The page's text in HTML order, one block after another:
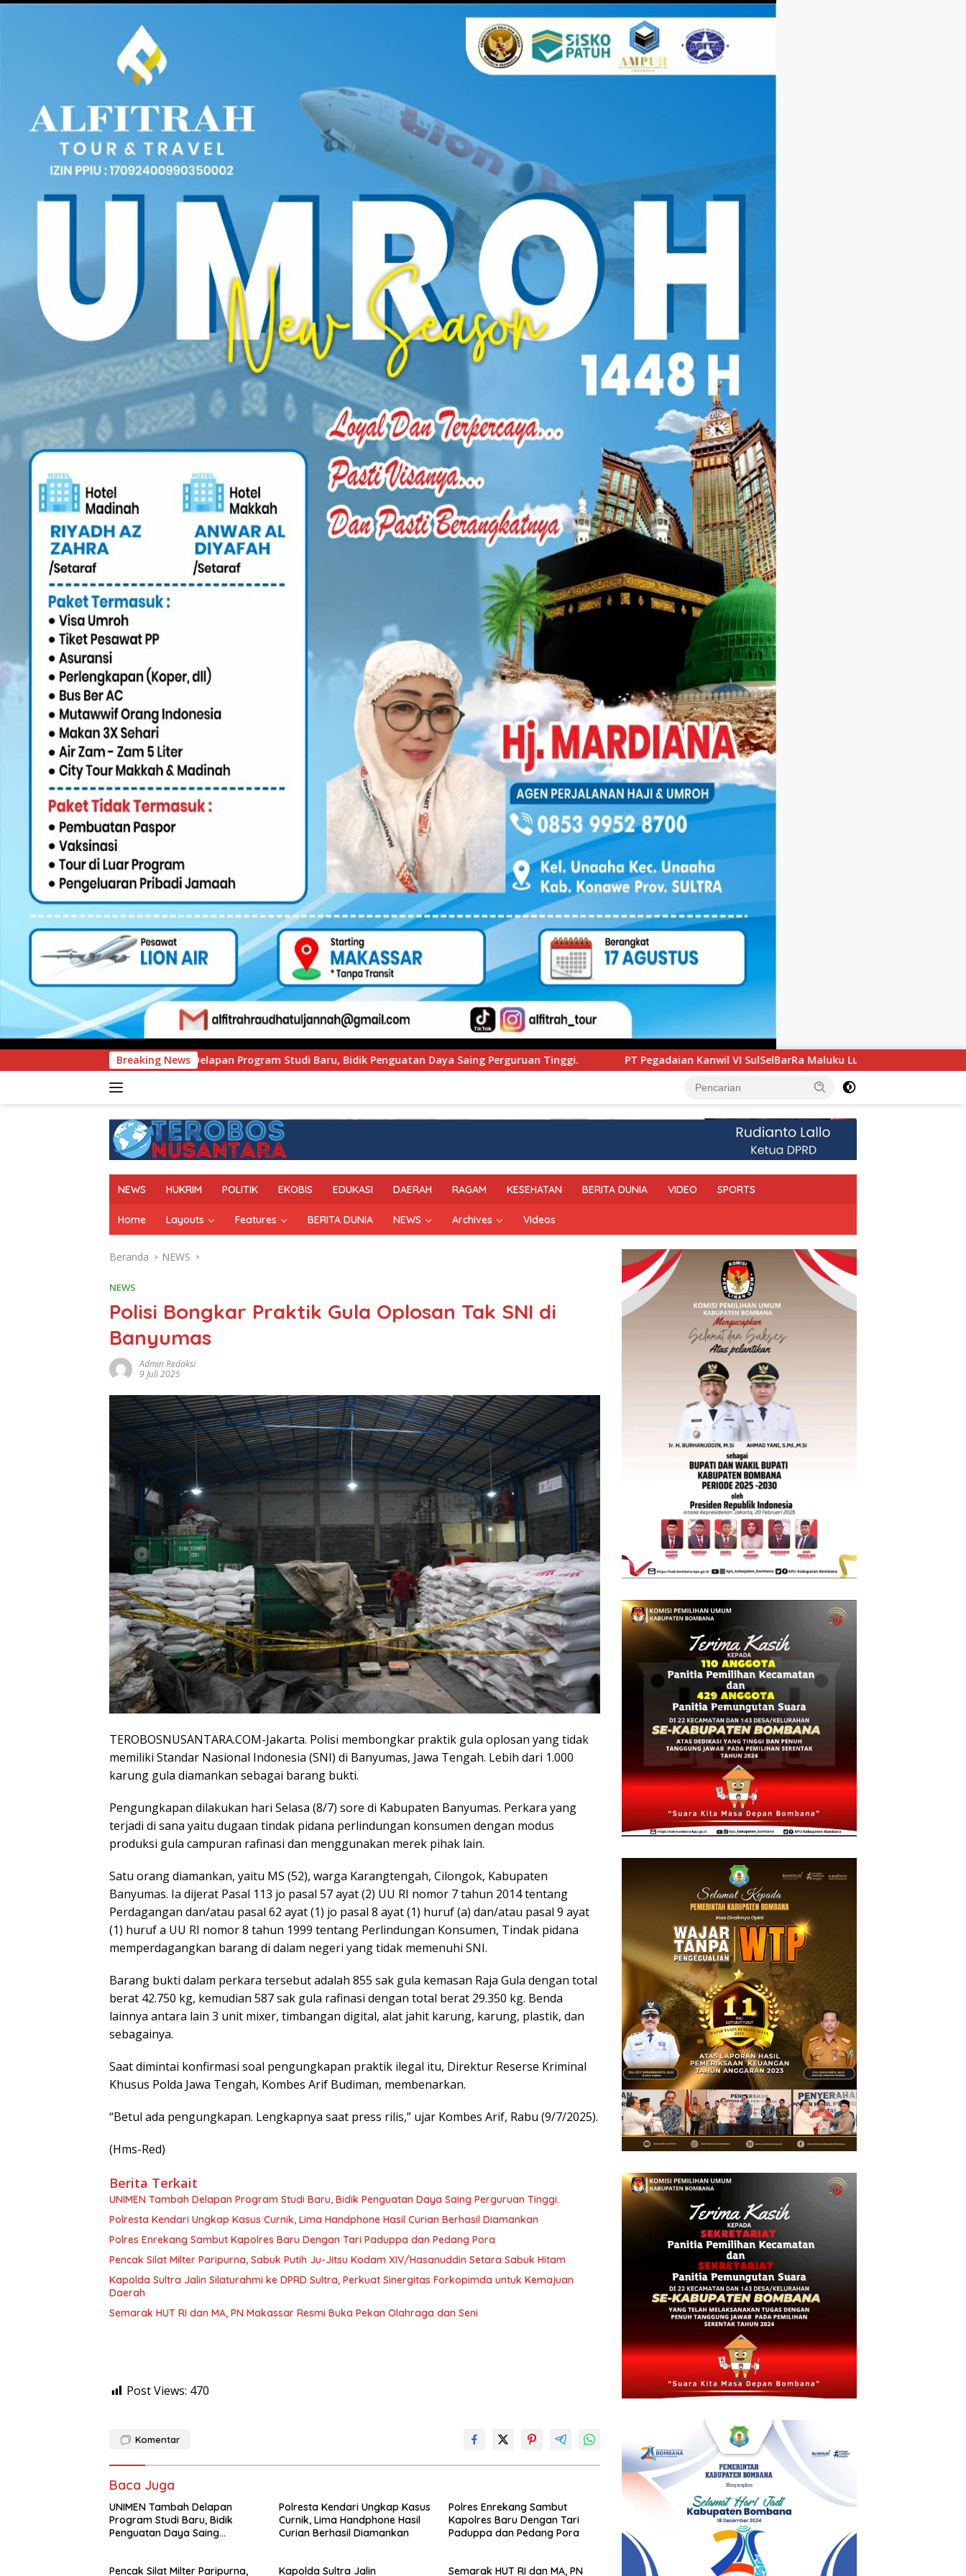
Langsung
ke
Breaking News
Delapan Program Studi Baru, Bidik Penguatan Daya Saing Perguruan Tinggi. PT Pegadaian Kanwil VI SulSelBarRa Maluku Luncurkan Program PANDE EMAS untuk Perkuat
NEWS HUKRIM POLITIK EKOBIS EDUKASI DAERAH RAGAM KESEHATAN BERITA DUNIA VIDEO SPORTS
Home Layouts Features BERITA DUNIA NEWS Archives Videos
Beranda NEWS
NEWS
Polisi Bongkar Praktik Gula Oplosan Tak SNI di
Banyumas
Admin Redaksi
9 Juli 2025
TEROBOSNUSANTARA.COM-Jakarta. Polisi membongkar praktik gula oplosan yang tidak
memiliki Standar Nasional Indonesia (SNI) di Banyumas, Jawa Tengah. Lebih dari 1.000
karung gula diamankan sebagai barang bukti.
Pengungkapan dilakukan hari Selasa (8/7) sore di Kabupaten Banyumas. Perkara yang
terjadi di sana yaitu dugaan tindak pidana perlindungan konsumen dengan modus
produksi gula campuran rafinasi dan menggunakan merek pihak lain.
Satu orang diamankan, yaitu MS (52), warga Karangtengah, Cilongok, Kabupaten
Banyumas. Ia dijerat Pasal 113 jo pasal 57 ayat (2) UU RI nomor 7 tahun 2014 tentang
Perdagangan dan/atau pasal 62 ayat (1) jo pasal 8 ayat (1) huruf (a) dan/atau pasal 9 ayat
(1) huruf a UU RI nomor 8 tahun 1999 tentang Perlindungan Konsumen, Tindak pidana
memperdagangkan barang di dalam negeri yang tidak memenuhi SNI.
Barang bukti dalam perkara tersebut adalah 855 sak gula kemasan Raja Gula dengan total
berat 42.750 kg, kemudian 587 sak gula rafinasi dengan total berat 29.350 kg. Benda
lainnya antara lain 3 unit mixer, timbangan digital, alat jahit karung, karung, plastik, dan
sebagainya.
Saat dimintai konfirmasi soal pengungkapan praktik ilegal itu, Direktur Reserse Kriminal
Khusus Polda Jawa Tengah, Kombes Arif Budiman, membenarkan.
“Betul ada pengungkapan. Lengkapnya saat press rilis,” ujar Kombes Arif, Rabu (9/7/2025).
(Hms-Red)
Berita Terkait
UNIMEN Tambah Delapan Program Studi Baru, Bidik Penguatan Daya Saing Perguruan Tinggi.
Polresta Kendari Ungkap Kasus Curnik, Lima Handphone Hasil Curian Berhasil Diamankan
Polres Enrekang Sambut Kapolres Baru Dengan Tari Paduppa dan Pedang Pora
Pencak Silat Milter Paripurna, Sabuk Putih Ju-Jitsu Kodam XIV/Hasanuddin Setara Sabuk Hitam
Kapolda Sultra Jalin Silaturahmi ke DPRD Sultra, Perkuat Sinergitas Forkopimda untuk Kemajuan
Daerah
Semarak HUT RI dan MA, PN Makassar Resmi Buka Pekan Olahraga dan Seni
Post Views: 470
Komentar
Baca Juga
UNIMEN Tambah Delapan
Program Studi Baru, Bidik
Penguatan Daya Saing
Polresta Kendari Ungkap Kasus
Curnik, Lima Handphone Hasil
Curian Berhasil Diamankan
Polres Enrekang Sambut
Kapolres Baru Dengan Tari
Paduppa dan Pedang Pora
Pencak Silat Milter Paripurna, Kapolda Sultra Jalin Semarak HUT RI dan MA, PN